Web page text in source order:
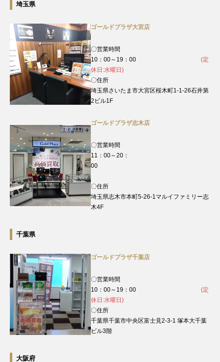
埼玉県
ゴールドプラザ大宮店
〇営業時間
10：00～19：00 (定
休日:水曜日)
〇住所
埼玉県さいたま市大宮区桜木町1-1-26石井第
2ビル1F
ゴールドプラザ志木店
〇営業時間
11：00～20：
00
〇住所
埼玉県志木市本町5-26-1マルイファミリー志
木4F
千葉県
ゴールドプラザ千葉店
〇営業時間
10：00～19：00 (定
休日:水曜日)
〇住所
千葉県千葉市中央区富士見2-3-1 塚本大千葉
ビル3階
大阪府